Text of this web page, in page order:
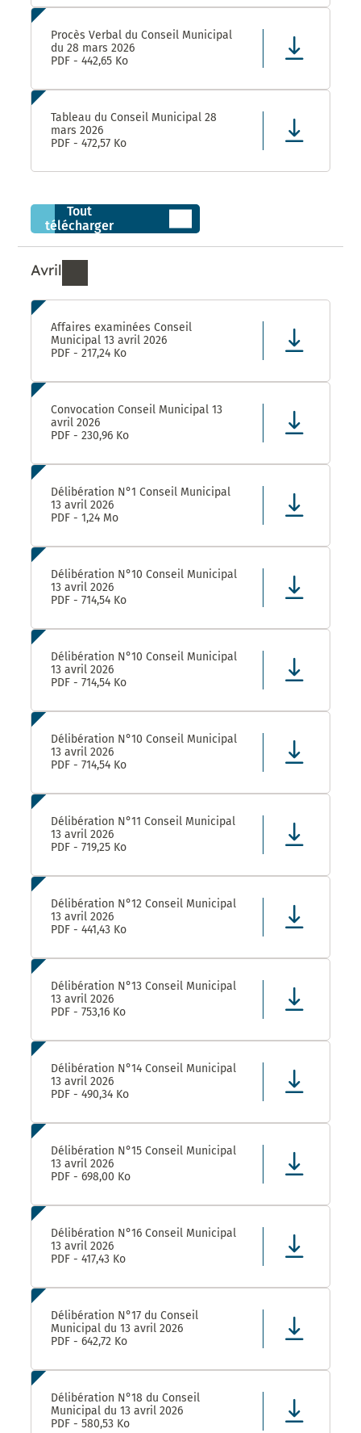
Procès Verbal du Conseil Municipal
du 28 mars 2026
PDF - 442,65 Ko
Tableau du Conseil Municipal 28
mars 2026
PDF - 472,57 Ko
Tout
télécharger
Avril
Ressources de Avril 2026
Affaires examinées Conseil
Municipal 13 avril 2026
PDF - 217,24 Ko
Convocation Conseil Municipal 13
avril 2026
PDF - 230,96 Ko
Délibération N°1 Conseil Municipal
13 avril 2026
PDF - 1,24 Mo
Délibération N°10 Conseil Municipal
13 avril 2026
PDF - 714,54 Ko
Délibération N°10 Conseil Municipal
13 avril 2026
PDF - 714,54 Ko
Délibération N°10 Conseil Municipal
13 avril 2026
PDF - 714,54 Ko
Délibération N°11 Conseil Municipal
13 avril 2026
PDF - 719,25 Ko
Délibération N°12 Conseil Municipal
13 avril 2026
PDF - 441,43 Ko
Délibération N°13 Conseil Municipal
13 avril 2026
PDF - 753,16 Ko
Délibération N°14 Conseil Municipal
13 avril 2026
PDF - 490,34 Ko
Délibération N°15 Conseil Municipal
13 avril 2026
PDF - 698,00 Ko
Délibération N°16 Conseil Municipal
13 avril 2026
PDF - 417,43 Ko
Délibération N°17 du Conseil
Municipal du 13 avril 2026
PDF - 642,72 Ko
Délibération N°18 du Conseil
Municipal du 13 avril 2026
PDF - 580,53 Ko